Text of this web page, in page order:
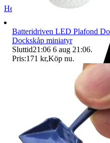
Helsingborg
Sverige
Batteridriven LED Plafond
Dockskåp miniatyr
Sluttid21:06 6 aug 21:06.
Pris:171 kr,Köp nu.